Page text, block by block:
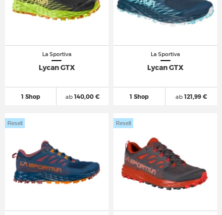
La Sportiva
Lycan GTX
1 Shop ab140,00 €
La Sportiva
Lycan GTX
1 Shop ab121,99 €
Resell Resell